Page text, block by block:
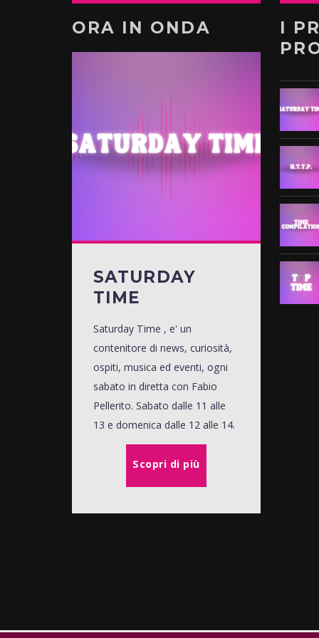
ORA IN ONDA
SATURDAY
TIME
Saturday Time , e' un
contenitore di news, curiosità,
ospiti, musica ed eventi, ogni
sabato in diretta con Fabio
Pellerito. Sabato dalle 11 alle
13 e domenica dalle 12 alle 14.
Scopri di più
I